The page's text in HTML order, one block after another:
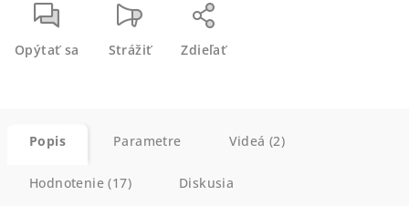
Opýtať sa Strážiť Zdieľať
Popis Parametre Videá (2)
Hodnotenie (17) Diskusia